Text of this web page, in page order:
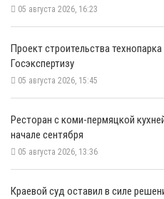
05 августа 2026, 16:23
​Проект строительства
Госэкспертизу
05 августа 2026, 15:45
​Ресторан с коми-пермяцкой
начале сентября
05 августа 2026, 13:36
​Краевой суд оставил в силе